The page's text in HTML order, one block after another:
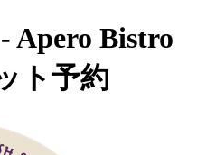
Apero Bistro
ト予約